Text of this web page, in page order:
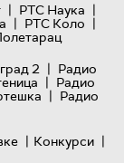
| РТС Наука |
| РТС Коло |
2 | Радио
| Радио
| Радио
| Конкурси |